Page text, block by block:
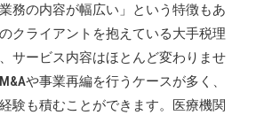
務の内容が幅広い」という特徴もあ
クライアントを抱えている大手税理
サービス内容はほとんど変わりませ
や事業再編を行うケースが多く、
験も積むことができます。医療機関